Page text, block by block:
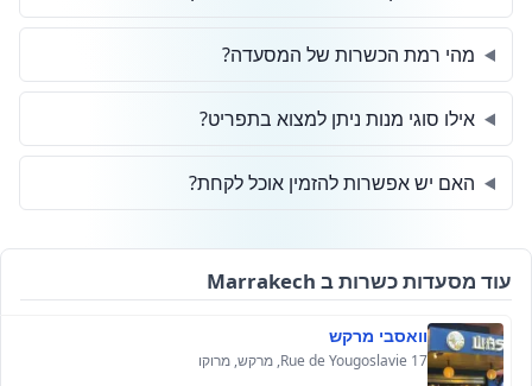
מהי רמת הכשרות של המסעדה?
אילו סוגי מנות ניתן למצוא בתפריט?
האם יש אפשרות להזמין אוכל לקחת?
עוד מסעדות כשרות ב Marrakech
וואסבי מרקש
17 Rue de Yougoslavie, מרקש, מרוקו